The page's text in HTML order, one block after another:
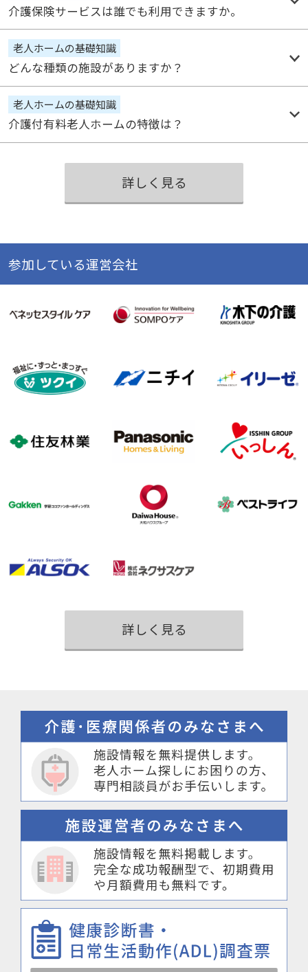
介護保険サービスは誰でも利用できますか。
老人ホームの基礎知識
どんな種類の施設がありますか？
老人ホームの基礎知識
介護付有料老人ホームの特徴は？
詳しく見る
参加している運営会社
詳しく見る